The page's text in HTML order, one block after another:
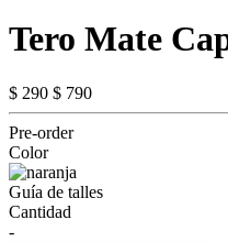
Tero Mate
$ 290 $ 790
Pre-order
Color
Guía de talles
Cantidad
-